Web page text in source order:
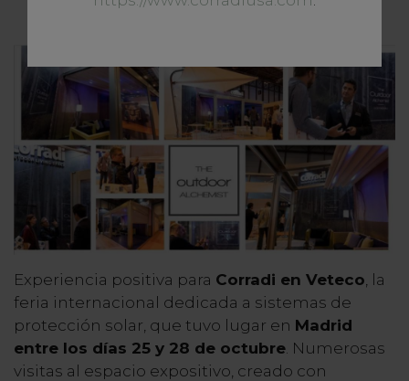
Experiencia positiva para Corradi en Veteco , la
feria internacional dedicada a sistemas de
protección solar, que tuvo lugar en Madrid
entre los días 25 y 28 de octubre . Numerosas
visitas al espacio expositivo, creado con